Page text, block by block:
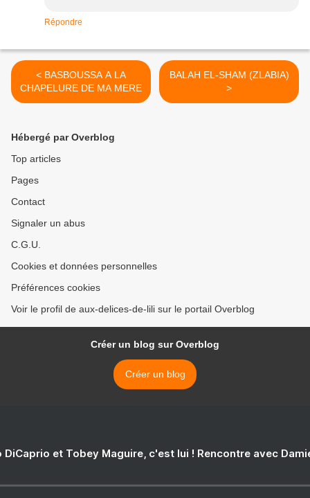
Répondre
< BASBOUSSA A LA
CHAPELURE DE MA MERE
BALAH EL-SHAM (ZLABIA)
>
Hébergé par Overblog
Top articles
Pages
Contact
Signaler un abus
C.G.U.
Cookies et données personnelles
Préférences cookies
Voir le profil de aux-delices-de-lili sur le portail Overblog
Créer un blog sur Overblog
Créer un blog
DiCaprio et Tobey Maguire, c'est lui ! Rencontre avec